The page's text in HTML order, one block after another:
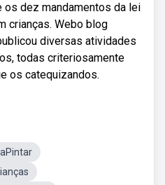
os dez mandamentos da lei
crianças. Webo blog
diversas atividades
todas criteriosamente
os catequizandos.